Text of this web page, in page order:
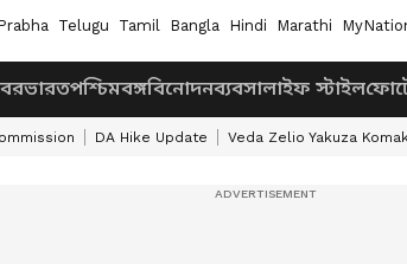
Telugu Tamil Bangla Hindi Marathi
ভারতপশ্চিমবঙ্গবিনোদনব্যবসালাইফ স্টাইল
DA Hike Update Veda Zelio Yakuza